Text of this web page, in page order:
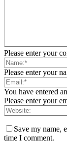
Please enter your
Please enter your
You have entered
Please enter your
Save my name,
time I comment.